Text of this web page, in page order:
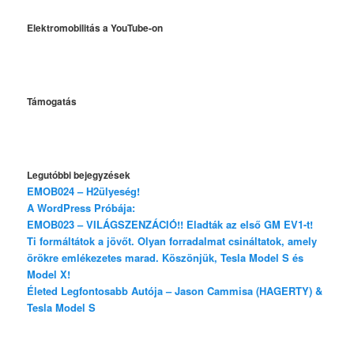
Elektromobilitás a YouTube-on
Támogatás
Legutóbbi bejegyzések
EMOB024 – H2ülyeség!
A WordPress Próbája:
EMOB023 – VILÁGSZENZÁCIÓ!! Eladták az első GM EV1-t!
Ti formáltátok a jövőt. Olyan forradalmat csináltatok, amely
örökre emlékezetes marad. Köszönjük, Tesla Model S és
Model X!
Életed Legfontosabb Autója – Jason Cammisa (HAGERTY) &
Tesla Model S